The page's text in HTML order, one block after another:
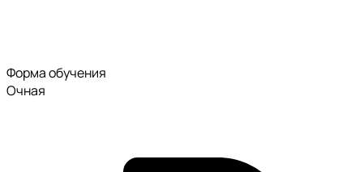
Форма обучения
Очная